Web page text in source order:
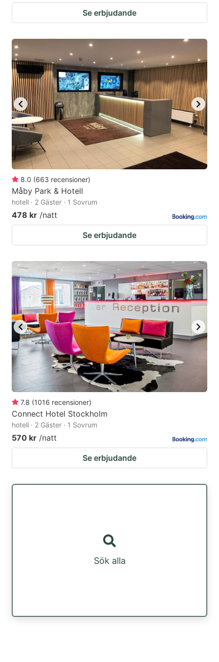
Se erbjudande
8.0 (663 recensioner)
Måby Park & Hotell
hotell · 2 Gäster · 1 Sovrum
478 kr /natt
Se erbjudande
7.8 (1016 recensioner)
Connect Hotel Stockholm
hotell · 2 Gäster · 1 Sovrum
570 kr /natt
Se erbjudande
Sök alla